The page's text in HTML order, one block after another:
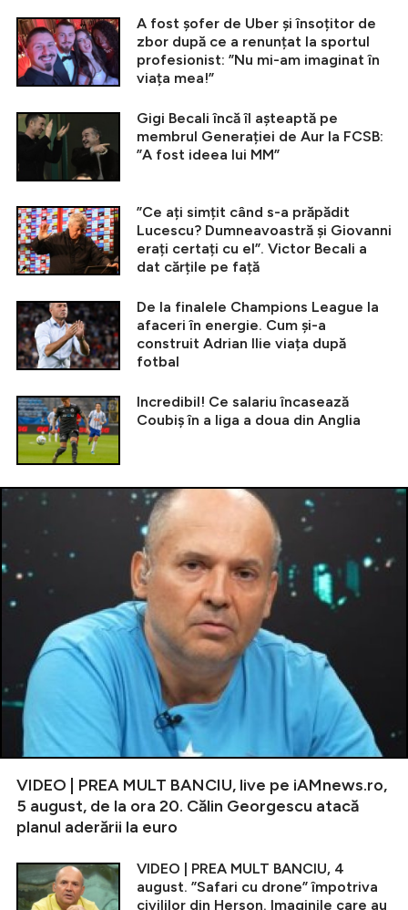
A fost șofer de Uber și însoțitor de
zbor după ce a renunțat la sportul
profesionist: ”Nu mi-am imaginat în
viața mea!”
Gigi Becali încă îl așteaptă pe
membrul Generației de Aur la FCSB:
”A fost ideea lui MM”
”Ce ați simțit când s-a prăpădit
Lucescu? Dumneavoastră și Giovanni
erați certați cu el”. Victor Becali a
dat cărțile pe față
De la finalele Champions League la
afaceri în energie. Cum și-a
construit Adrian Ilie viața după
fotbal
Incredibil! Ce salariu încasează
Coubiș în a liga a doua din Anglia
VIDEO | PREA MULT BANCIU, live pe iAMnews.ro,
5 august, de la ora 20. Călin Georgescu atacă
planul aderării la euro
VIDEO | PREA MULT BANCIU, 4
august. ”Safari cu drone” împotriva
civililor din Herson. Imaginile care au